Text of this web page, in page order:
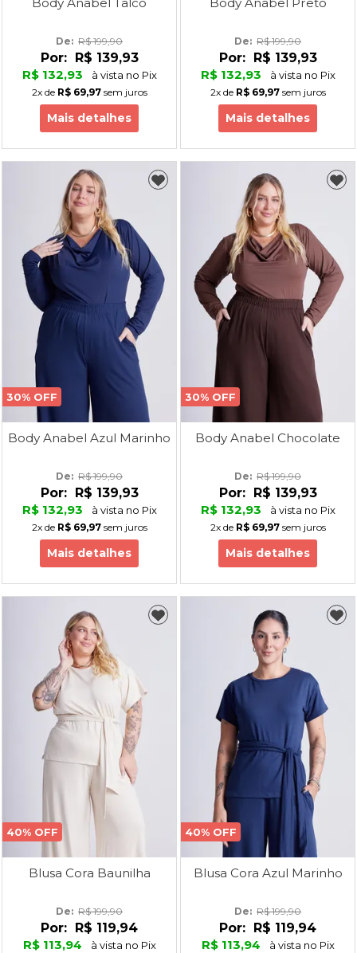
De: R$ 199,90
Por: R$ 139,93
R$ 132,93
à vista no Pix
2xde R$ 69,97sem juros
Mais detalhes
De: R$ 199,90
Por: R$ 139,93
R$ 132,93
à vista no Pix
2xde R$ 69,97sem juros
Mais detalhes
30% OFF
Body Anabel Azul Marinho
De: R$ 199,90
Por: R$ 139,93
R$ 132,93
à vista no Pix
2xde R$ 69,97sem juros
Mais detalhes
30% OFF
Body Anabel Chocolate
De: R$ 199,90
Por: R$ 139,93
R$ 132,93
à vista no Pix
2xde R$ 69,97sem juros
Mais detalhes
40% OFF
Blusa Cora Baunilha
De: R$ 199,90
Por: R$ 119,94
R$ 113,94
à vista no Pix
40% OFF
Blusa Cora Azul Marinho
De: R$ 199,90
Por: R$ 119,94
R$ 113,94
à vista no Pix